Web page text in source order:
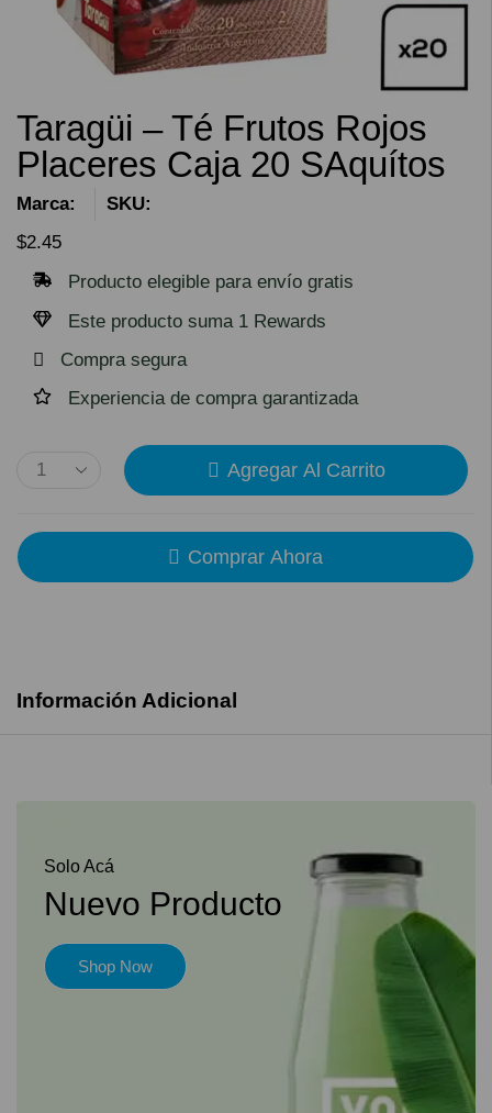
Taragüi – Té Frutos Rojos
Placeres Caja 20 SAquítos
Marca:
SKU:
$2.45
Producto elegible para envío gratis
Este producto suma 1 Rewards
Compra segura
Experiencia de compra garantizada
Agregar Al Carrito
Comprar Ahora
Información Adicional
Solo Acá
Nuevo Producto
Shop Now